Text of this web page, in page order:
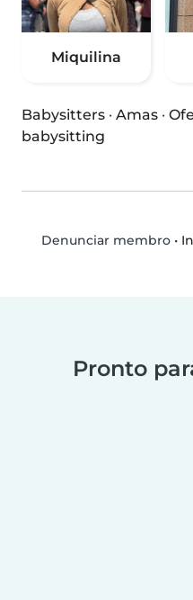
Miquilina
Babysitters · Amas ·
babysitting
Denunciar membro•
Pronto